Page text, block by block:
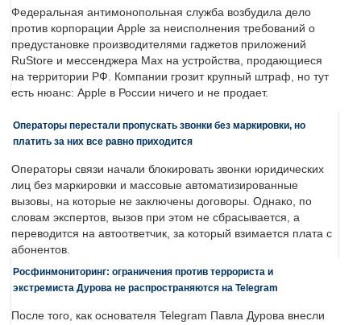
Федеральная антимонопольная служба возбудила дело
против корпорации Apple за неисполнения требований о
предустановке производителями гаджетов приложений
RuStore и мессенджера Max на устройства, продающиеся
на территории РФ. Компании грозит крупный штраф, но тут
есть нюанс: Apple в России ничего и не продает.
Операторы перестали пропускать звонки без маркировки, но
платить за них все равно приходится
Операторы связи начали блокировать звонки юридических
лиц без маркировки и массовые автоматизированные
вызовы, на которые не заключены договоры. Однако, по
словам экспертов, вызов при этом не сбрасывается, а
переводится на автоответчик, за который взимается плата с
абонентов.
Росфинмониторинг: ограничения против террориста и
экстремиста Дурова не распространяются на Telegram
После того, как основателя Telegram Павла Дурова внесли